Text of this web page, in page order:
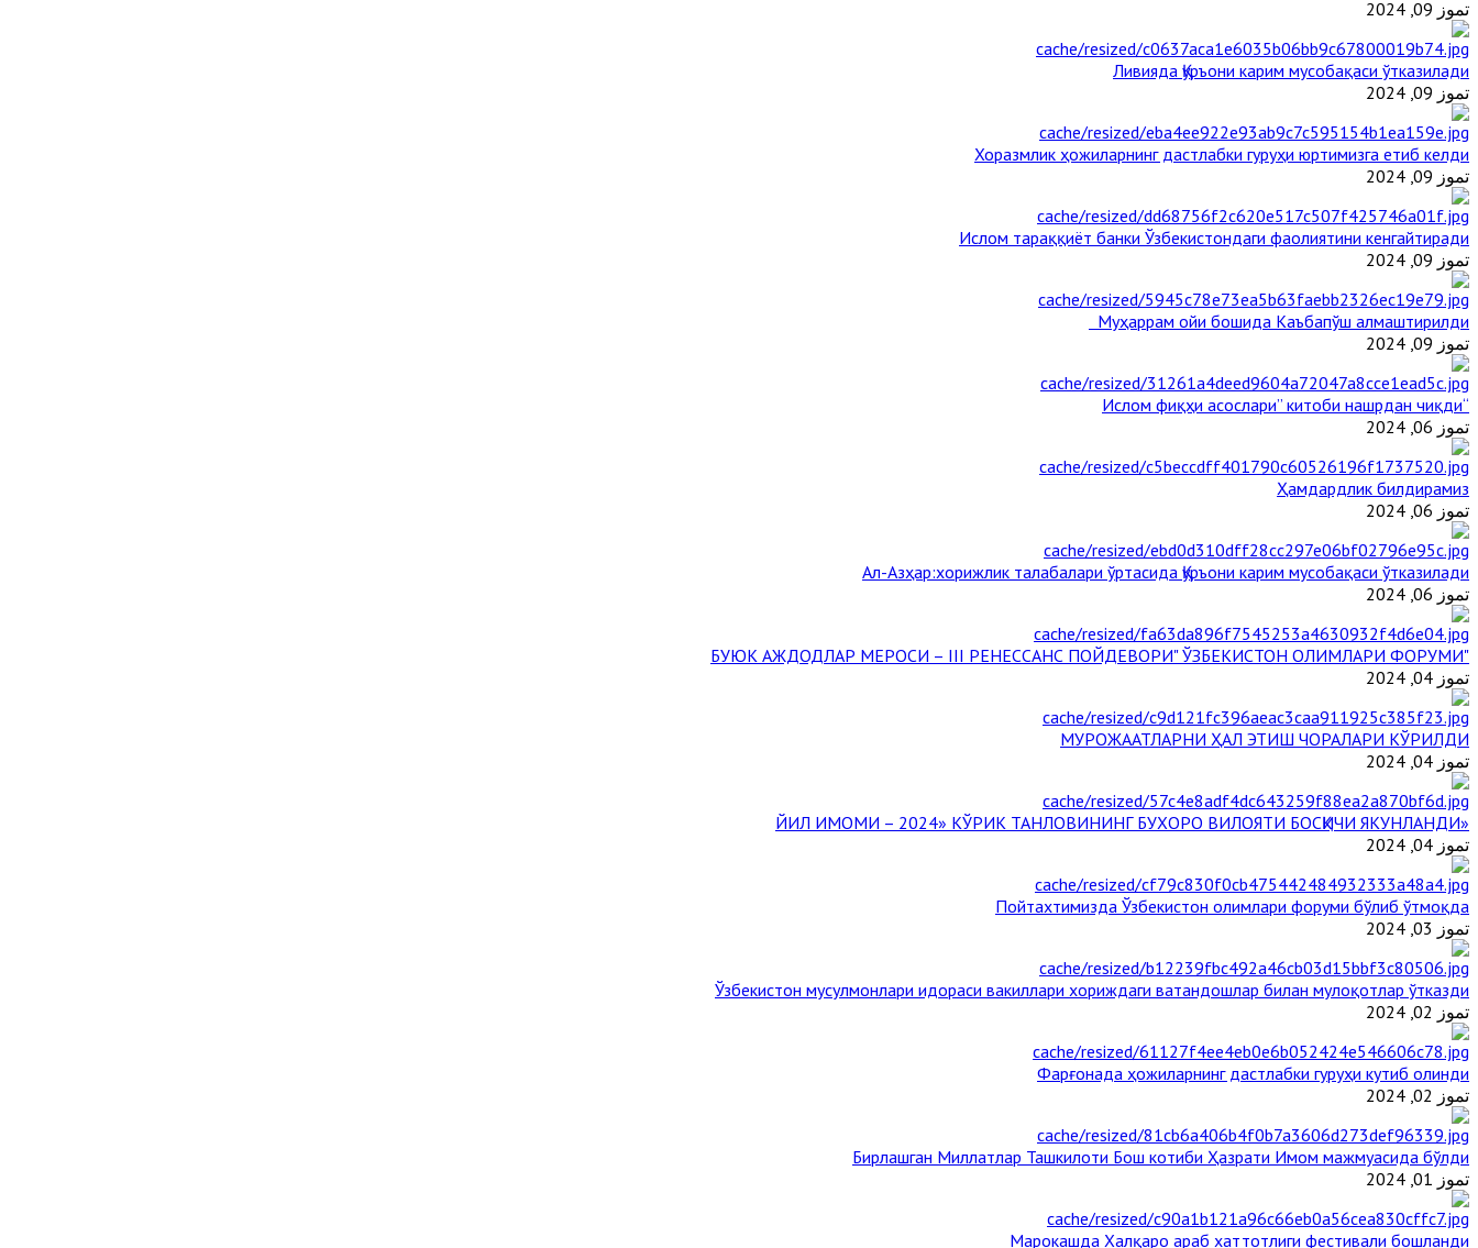
تموز 09, 2024
Ливияда Қуръони карим мусобақаси ўтказилади
تموز 09, 2024
Хоразмлик ҳожиларнинг дастлабки гуруҳи юртимизга етиб келди
تموز 09, 2024
Ислом тараққиёт банки Ўзбекистондаги фаолиятини кенгайтиради
تموز 09, 2024
Муҳаррам ойи бошида Каъбапўш алмаштирилди
تموز 09, 2024
“Ислом фиқҳи асослари” китоби нашрдан чиқди
تموز 06, 2024
Ҳамдардлик билдирамиз
تموز 06, 2024
Aл-Aзҳар:хорижлик талабалари ўртасида Қуръони карим мусобақаси ўтказилади
تموز 06, 2024
"БУЮК АЖДОДЛАР МЕРОСИ – III РЕНЕССАНС ПОЙДЕВОРИ" ЎЗБЕКИСТОН ОЛИМЛАРИ ФОРУМИ
تموز 04, 2024
МУРОЖААТЛАРНИ ҲАЛ ЭТИШ ЧОРАЛАРИ КЎРИЛДИ
تموز 04, 2024
«ЙИЛ ИМОМИ – 2024» КЎРИК ТАНЛОВИНИНГ БУХОРО ВИЛОЯТИ БОСҚИЧИ ЯКУНЛАНДИ
تموز 04, 2024
Пойтахтимизда Ўзбекистон олимлари форуми бўлиб ўтмоқда
تموز 03, 2024
Ўзбекистон мусулмонлари идораси вакиллари хориждаги ватандошлар билан мулоқотлар ўтказди
تموز 02, 2024
Фарғонада ҳожиларнинг дастлабки гуруҳи кутиб олинди
تموز 02, 2024
Бирлашган Миллатлар Ташкилоти Бош котиби Ҳазрати Имом мажмуасида бўлди
تموز 01, 2024
Марокашда Халқаро араб хаттотлиги фестивали бошланди